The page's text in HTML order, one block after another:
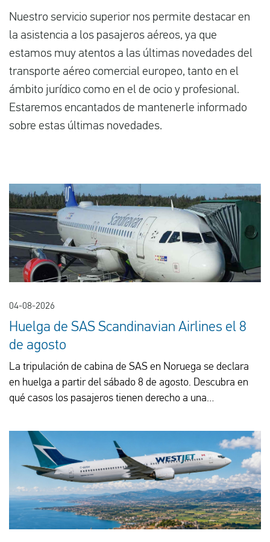
Comprobar la compensación
Sobre nosotros
Póngase en contacto con
Español
Nuestro servicio superior nos permite destacar en
la asistencia a los pasajeros aéreos, ya que
estamos muy atentos a las últimas novedades del
transporte aéreo comercial europeo, tanto en el
ámbito jurídico como en el de ocio y profesional.
Estaremos encantados de mantenerle informado
sobre estas últimas novedades.
04-08-2026
Huelga de SAS Scandinavian Airlines el 8
de agosto
La tripulación de cabina de SAS en Noruega se declara
en huelga a partir del sábado 8 de agosto. Descubra en
qué casos los pasajeros tienen derecho a una
reembolso.